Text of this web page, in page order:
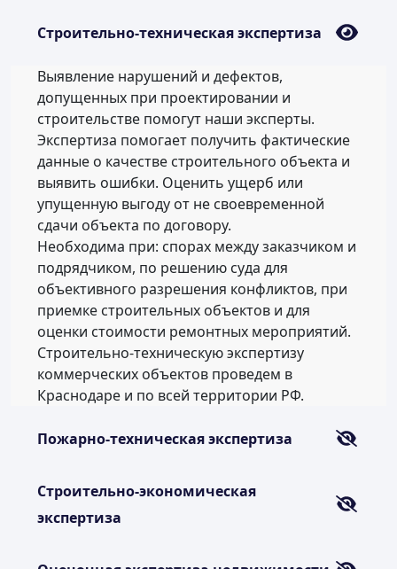
Строительно-техническая экспертиза
Выявление нарушений и дефектов,
допущенных при проектировании и
строительстве помогут наши эксперты.
Экспертиза помогает получить фактические
данные о качестве строительного объекта и
выявить ошибки. Оценить ущерб или
упущенную выгоду от не своевременной
сдачи объекта по договору.
Необходима при: спорах между заказчиком и
подрядчиком, по решению суда для
объективного разрешения конфликтов, при
приемке строительных объектов и для
оценки стоимости ремонтных мероприятий.
Строительно-техническую экспертизу
коммерческих объектов проведем в
Краснодаре и по всей территории РФ.
Пожарно-техническая экспертиза
Строительно-экономическая
экспертиза